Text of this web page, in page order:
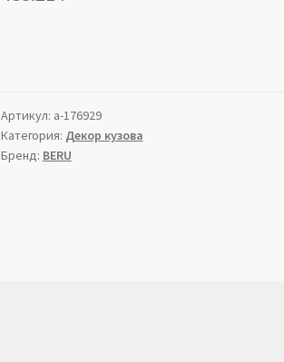
Артикул: a-176929
Категория: Декор кузова
Бренд: BERU